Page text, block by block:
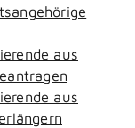
aus
aus